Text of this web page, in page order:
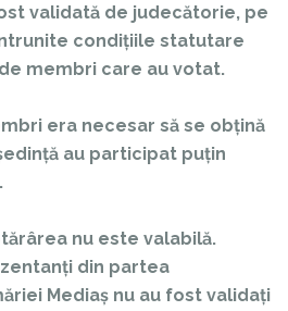
validată de judecătorie, pe
condițiile statutare
membri care au votat.
era necesar să se obțină
au participat puțin
nu este valabilă.
din partea
Mediaș nu au fost validați